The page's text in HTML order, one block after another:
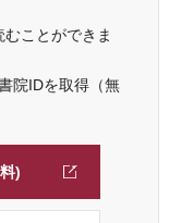
ことができま
院IDを取得（無
)